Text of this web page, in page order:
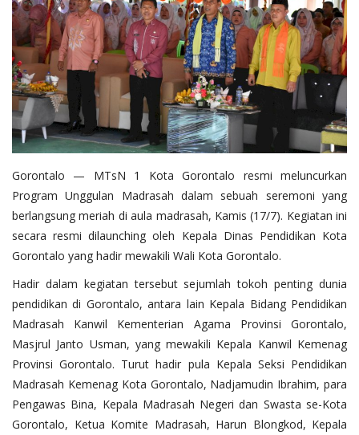
Whistleblowing System
Tentang Kami
Gorontalo — MTsN 1 Kota Gorontalo resmi meluncurkan
Program Unggulan Madrasah dalam sebuah seremoni yang
berlangsung meriah di aula madrasah, Kamis (17/7). Kegiatan ini
secara resmi dilaunching oleh Kepala Dinas Pendidikan Kota
Gorontalo yang hadir mewakili Wali Kota Gorontalo.
Hadir dalam kegiatan tersebut sejumlah tokoh penting dunia
pendidikan di Gorontalo, antara lain Kepala Bidang Pendidikan
Madrasah Kanwil Kementerian Agama Provinsi Gorontalo,
Masjrul Janto Usman, yang mewakili Kepala Kanwil Kemenag
Provinsi Gorontalo. Turut hadir pula Kepala Seksi Pendidikan
Madrasah Kemenag Kota Gorontalo, Nadjamudin Ibrahim, para
Pengawas Bina, Kepala Madrasah Negeri dan Swasta se-Kota
Gorontalo, Ketua Komite Madrasah, Harun Blongkod, Kepala